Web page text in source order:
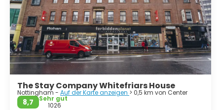
The Stay Company Whitefriars House
Nottingham - Auf der Karte anzeigen > 0,5 km von Center
8,7
Sehr gut
1026